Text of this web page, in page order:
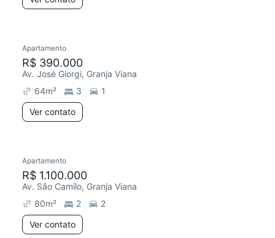
Apartamento
R$ 390.000
Av. José Giorgi, Granja Viana
64m² 3
1
Ver contato
Apartamento
R$ 1.100.000
Av. São Camilo, Granja Viana
80m² 2
2
Ver contato